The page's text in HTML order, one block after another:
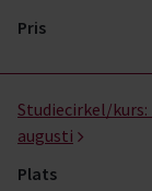
Pris
Studiecirkel/kurs:
augusti
Plats